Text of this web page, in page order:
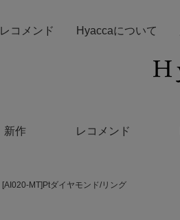
新作 レコメンド
レコメンド Hyaccaについて
[AI020-MT]Ptダイヤモンド/リング